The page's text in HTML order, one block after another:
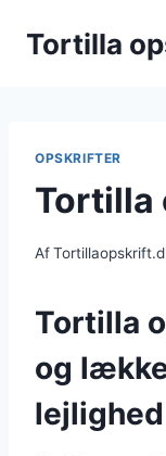
Tortilla
OPSKRIFTER
Tortilla
Af
Tortilla
og
lejlighed